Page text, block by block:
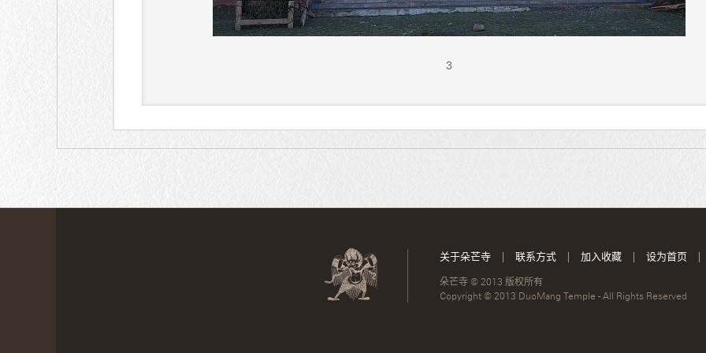
3
关于朵芒寺 | 联系方式 | 加入收藏 | 设为首页 |
朵芒寺 © 2013 版权所有
Copyright © 2013 DuoMang Temple - All Rights Reserved